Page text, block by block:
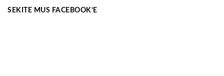
SEKITE MUS FACEBOOK’E